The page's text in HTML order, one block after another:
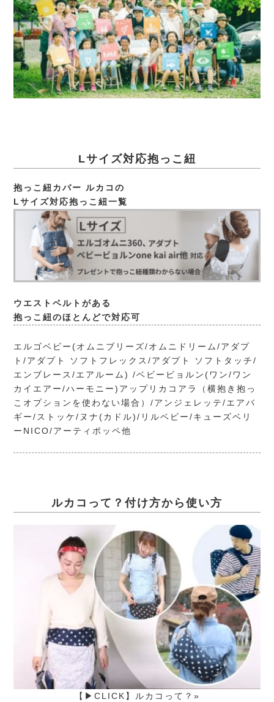
Lサイズ対応抱っこ紐
抱っこ紐カバー ルカコの
Lサイズ対応抱っこ紐一覧
ウエストベルトがある
抱っこ紐のほとんどで対応可
エルゴベビー(オムニブリーズ/オムニドリーム/アダプ
ト/アダプト ソフトフレックス/アダプト ソフトタッチ/
エンブレース/エアルーム) /ベビービョルン(ワン/ワン
カイエアー/ハーモニー)アップリカコアラ（横抱き抱っ
こオプションを使わない場合）/アンジェレッテ/エアバ
ギー/ストッケ/ヌナ(カドル)/リルベビー/キューズベリ
ーNICO/アーティポッペ他
ルカコって？付け方から使い方
【▶CLICK】ルカコって？»